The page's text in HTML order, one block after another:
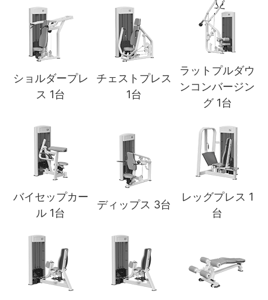
ショルダープレ
ス 1台
チェストプレス
1台
ラットプルダウ
ンコンバージン
グ 1台
バイセップカー
ル 1台
ディップス 3台
レッグプレス 1
台